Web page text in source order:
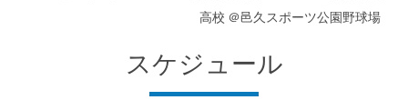
高校 ＠邑久スポーツ公園野球場
スケジュール